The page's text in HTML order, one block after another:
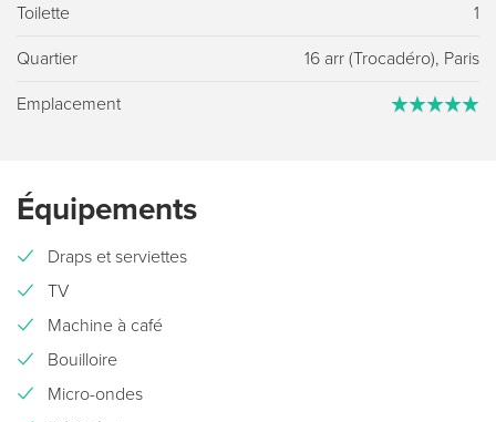
Toilette 1
Quartier 16 arr (Trocadéro), Paris
Emplacement
Équipements
Draps et serviettes
TV
Machine à café
Bouilloire
Micro-ondes